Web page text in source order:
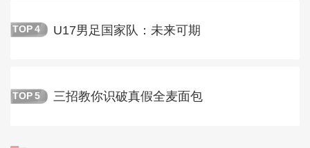
TOP 4 U17男足国家队：未来可期
TOP 5 三招教你识破真假全麦面包